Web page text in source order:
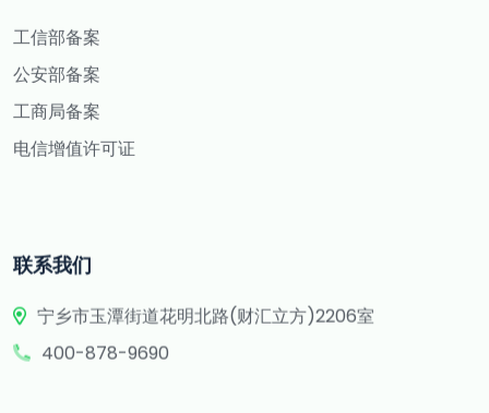
工信部备案
公安部备案
工商局备案
电信增值许可证
联系我们
宁乡市玉潭街道花明北路(财汇立方)2206室
400-878-9690